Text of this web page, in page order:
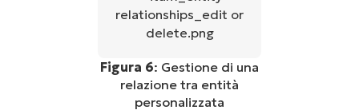
Figura 6: Gestione di una
relazione tra entità
personalizzata